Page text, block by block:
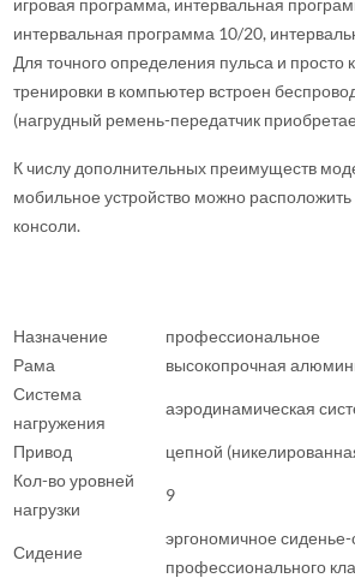
игровая программа, интервальная
интервальная программа 10/20,
Для точного определения пульса и просто
тренировки в компьютер встроен
(нагрудный ремень-передатчик
К числу дополнительных преимуществ
мобильное устройство можно расположить
консоли.
Назначение
профессиональное
Рама
высокопрочная
Система
нагружения
аэродинамическая
Привод
цепной
Кол-во уровней
нагрузки
9
Сидение
эргономичное
профессионального